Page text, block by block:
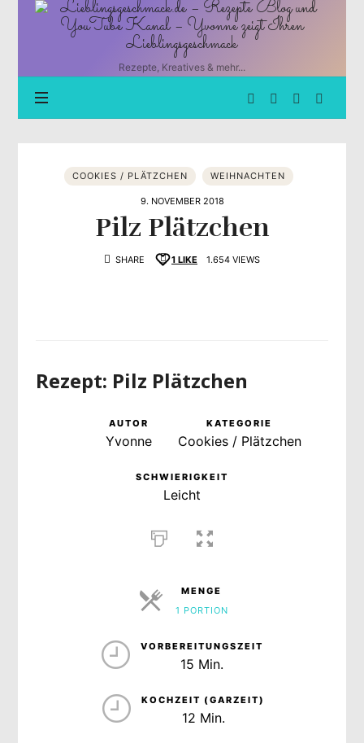
Lieblingsgeschmack.de
Rezepte
und
YouTube
Kanal
Ihren
Lieblingsgeschmack
Rezepte, Kreatives & mehr...
COOKIES / PLÄTZCHEN WEIHNACHTEN
9. NOVEMBER 2018
Pilz Plätzchen
SHARE 1 LIKE 1.654 VIEWS
Rezept: Pilz Plätzchen
AUTOR
Yvonne
KATEGORIE
Cookies / Plätzchen
SCHWIERIGKEIT
Leicht
MENGE
1 PORTION
VORBEREITUNGSZEIT
15 Min.
KOCHZEIT (GARZEIT)
12 Min.